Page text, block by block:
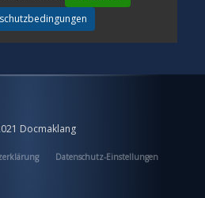
Docmaklang
Datenschutz-Einstellungen